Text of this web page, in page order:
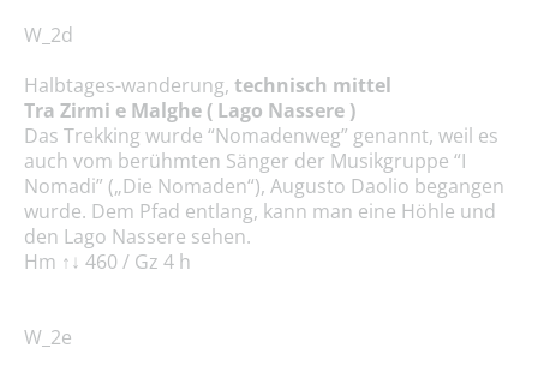
W_2d
Halbtages-wanderung, technisch mittel
Tra Zirmi e Malghe ( Lago Nassere )
Das Trekking wurde “Nomadenweg” genannt, weil es
auch vom berühmten Sänger der Musikgruppe “I
Nomadi” („Die Nomaden“), Augusto Daolio begangen
wurde. Dem Pfad entlang, kann man eine Höhle und
den Lago Nassere sehen.
Hm ↑↓ 460 / Gz 4 h
W_2e